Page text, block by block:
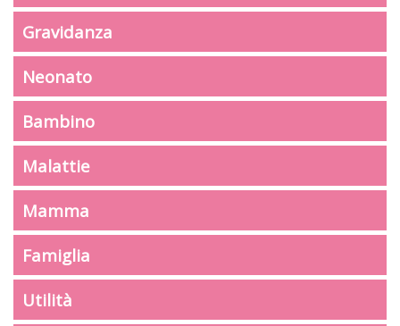
Gravidanza
Neonato
Bambino
Malattie
Mamma
Famiglia
Utilità